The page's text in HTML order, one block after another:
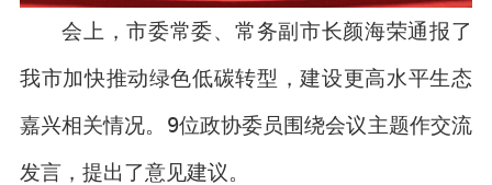
会上，市委常委、常务副市长颜海荣通报了
我市加快推动绿色低碳转型，建设更高水平生态
嘉兴相关情况。9位政协委员围绕会议主题作交流
发言，提出了意见建议。